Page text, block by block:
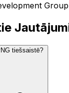
tiešsaistē?